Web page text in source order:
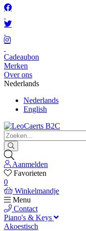
Cadeaubon
Merken
Over ons
Nederlands
Nederlands
English
Aanmelden
Favorieten
0
Winkelmandje
Menu
Contact
Piano's & Keys
Akoestisch